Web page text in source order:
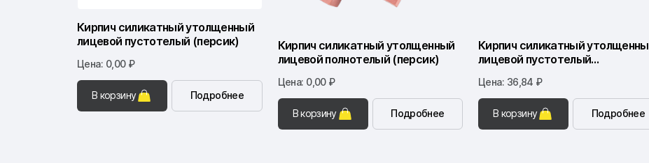
Кирпич силикатный утолщенный
лицевой пустотелый (персик)
Цена: 0,00 ₽
В корзину Подробнее
Кирпич силикатный утолщенный
лицевой полнотелый (персик)
Цена: 0,00 ₽
В корзину Подробнее
Кирпич силикатный
лицевой пустотелый
Цена: 36,84 ₽
В корзину Подробнее